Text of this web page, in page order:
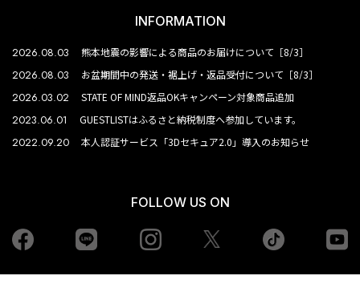
INFORMATION
2026.08.03 熊本地震の影響による商品のお届けについて［8/3］
2026.08.03 お盆期間中の発送・裾上げ・返品受付について［8/3］
2026.03.02 STATE OF MIND返品OKキャンペーン対象商品追加
2023.06.01 GUESTLISTはふるさと納税制度へ参加しています。
2022.09.20 本人認証サービス「3Dセキュア2.0」導入のお知らせ
FOLLOW US ON
Facebook Instagram tiktok